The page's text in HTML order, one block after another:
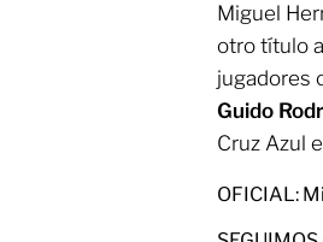
Miguel
otro título a
jugadores
Guido
Cruz Azul
OFICIAL: